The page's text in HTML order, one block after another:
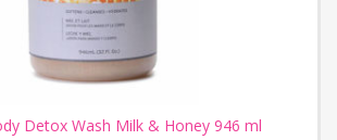
Detox Wash Milk & Honey 946 ml